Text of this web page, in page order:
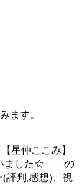
ます。
星仲ここみ】
ました☆」」の
評判,感想)、視